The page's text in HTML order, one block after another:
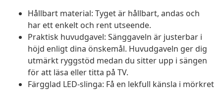
Hållbart material: Tyget är hållbart, andas och
har ett enkelt och rent utseende.
Praktisk huvudgavel: Sänggaveln är justerbar i
höjd enligt dina önskemål. Huvudgaveln ger dig
utmärkt ryggstöd medan du sitter upp i sängen
för att läsa eller titta på TV.
Färgglad LED-slinga: Få en lekfull känsla i mörkret